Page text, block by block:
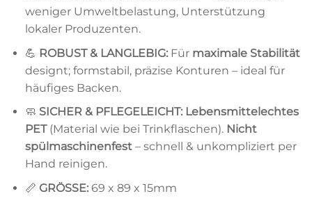
weniger Umweltbelastung, Unterstützung
lokaler Produzenten.
💪 ROBUST & LANGLEBIG:Für maximale Stabilität
designt; formstabil, präzise Konturen – ideal für
häufiges Backen.
🧼 SICHER & PFLEGELEICHT: Lebensmittelechtes
PET(Material wie bei Trinkflaschen). Nicht
spülmaschinenfest– schnell & unkompliziert per
Hand reinigen.
📏 GRÖSSE:69 x 89 x 15mm